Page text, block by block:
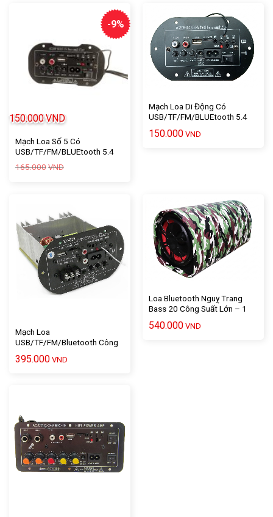
-9%
Mạch Loa Số 5 Có
USB/TF/FM/BLUEtooth 5.4
165.000 VND
150.000VND
Mạch Loa Di Động Có
USB/TF/FM/BLUEtooth 5.4
Cái
150.000 VND
Mạch Loa
USB/TF/FM/Bluetooth Công
30 Dùng Điện 12VDC/220Vac
395.000 VND
Loa Bluetooth Nguỵ Trang
Bass 20 Công Suất Lớn – 1
Bộ
540.000 VND